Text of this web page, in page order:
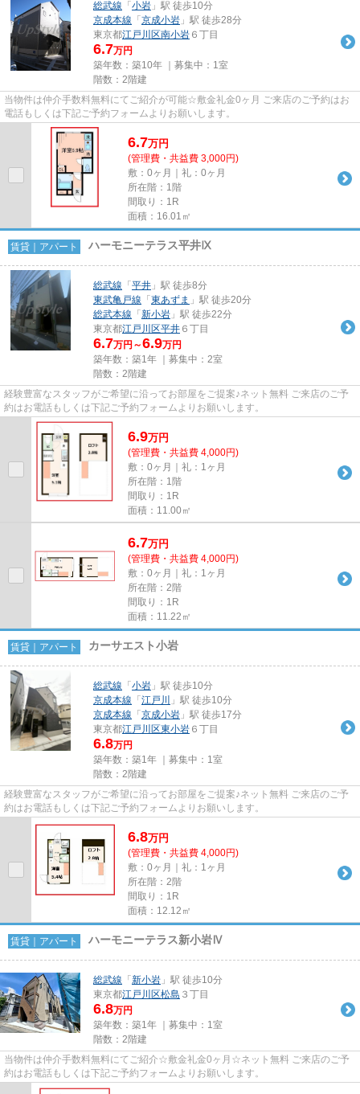
総武線 「 小岩 」駅 徒歩10分
京成本線 「 京成小岩 」駅 徒歩28分
東京都江戸川区南小岩 ６丁目
6.7万円
築年数：築10年 ｜募集中： 1室
階数：2階建
当物件は仲介手数料無料にてご紹介が可能☆敷金礼金0ヶ月 ご来店のご予約はお
電話もしくは下記ご予約フォームよりお願いします。
6.7万円
(管理費・共益費 3,000円)
敷：0ヶ月｜礼：0ヶ月
所在階：1階
間取り：1R
面積：16.01㎡
賃貸｜アパート ハーモニーテラス平井Ⅸ
総武線 「 平井 」駅 徒歩8分
東武亀戸線 「 東あずま 」駅 徒歩20分
総武本線 「 新小岩 」駅 徒歩22分
東京都江戸川区平井 ６丁目
6.7万円～6.9万円
築年数：築1年 ｜募集中： 2室
階数：2階建
経験豊富なスタッフがご希望に沿ってお部屋をご提案♪ネット無料 ご来店のご予
約はお電話もしくは下記ご予約フォームよりお願いします。
6.9万円
(管理費・共益費 4,000円)
敷：0ヶ月｜礼：1ヶ月
所在階：1階
間取り：1R
面積：11.00㎡
6.7万円
(管理費・共益費 4,000円)
敷：0ヶ月｜礼：1ヶ月
所在階：2階
間取り：1R
面積：11.22㎡
賃貸｜アパート カーサエスト小岩
総武線 「 小岩 」駅 徒歩10分
京成本線 「 江戸川
」駅 徒歩10分
京成本線 「 京成小岩 」駅 徒歩17分
東京都江戸川区東小岩 ６丁目
6.8万円
築年数：築1年 ｜募集中： 1室
階数：2階建
経験豊富なスタッフがご希望に沿ってお部屋をご提案♪ネット無料 ご来店のご予
約はお電話もしくは下記ご予約フォームよりお願いします。
6.8万円
(管理費・共益費 4,000円)
敷：0ヶ月｜礼：1ヶ月
所在階：2階
間取り：1R
面積：12.12㎡
賃貸｜アパート ハーモニーテラス新小岩Ⅳ
総武線 「 新小岩 」駅 徒歩10分
東京都江戸川区松島 ３丁目
6.8万円
築年数：築1年 ｜募集中： 1室
階数：2階建
当物件は仲介手数料無料にてご紹介☆敷金礼金0ヶ月☆ネット無料 ご来店のご予
約はお電話もしくは下記ご予約フォームよりお願いします。